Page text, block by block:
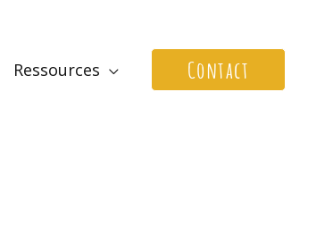
Ressources Contact